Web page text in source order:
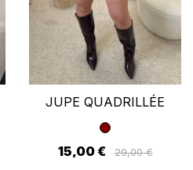
JUPE QUADRILLÉE
15,00 € 29,00 €